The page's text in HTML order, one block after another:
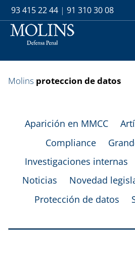
93 415 22 44 | 91 310 30 08
Molins proteccion de datos
Aparición en MMCC
Compliance
Investigaciones internas
Noticias
Novedad
Protección de datos